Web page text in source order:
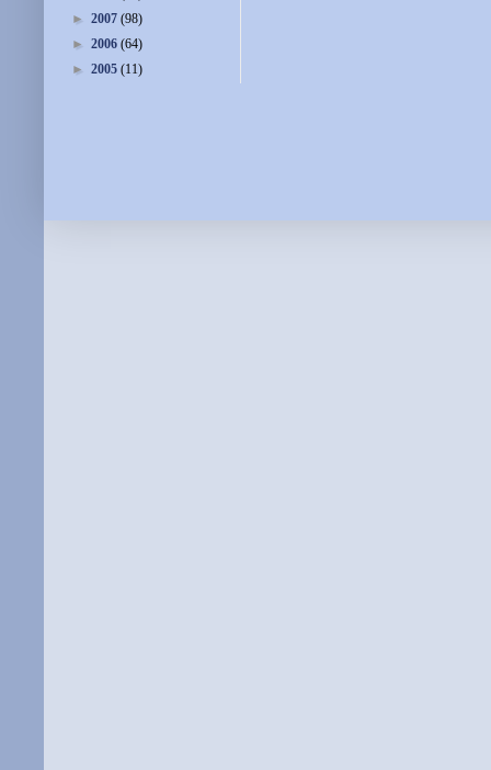
► 2007 (98)
► 2006 (64)
► 2005 (11)